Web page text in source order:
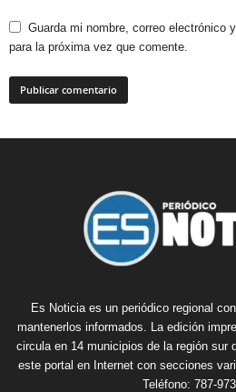
Guarda mi nombre, correo electrónico
para la próxima vez que comente.
Es Noticia es un periódico regional
mantenerlos informados. La edición
circula en 14 municipios de la región sur
este portal en Internet con secciones
Teléfono: 787-